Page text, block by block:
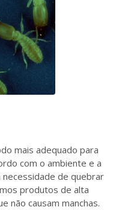
mais adequado para
com o ambiente e a
de quebrar
produtos de alta
não causam manchas.